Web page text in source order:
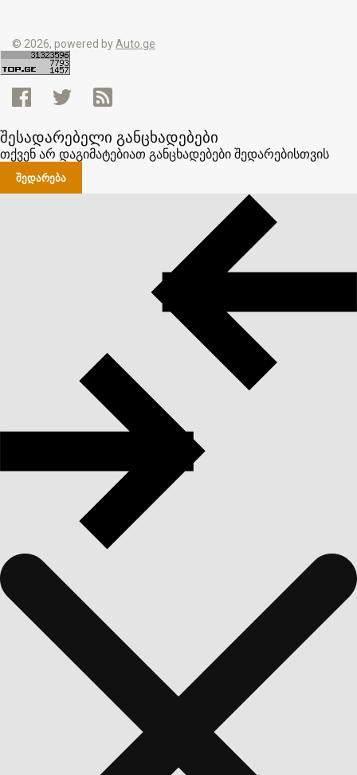
© 2026, powered byAuto.ge
შესადარებელი განცხადებები
თქვენ არ დაგიმატებიათ განცხადებები შედარებისთვის
ᲨᲔᲓᲐᲠᲔᲑᲐ